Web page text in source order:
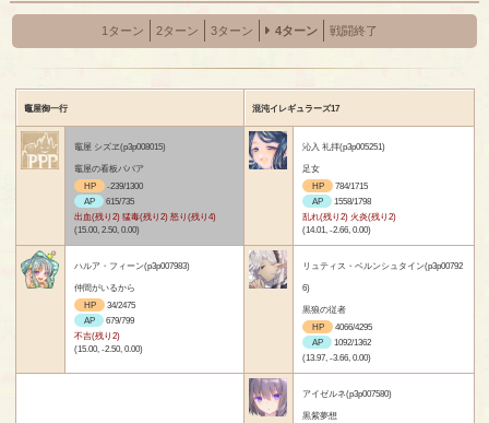
1ターン 2ターン 3ターン 4ターン 戦闘終了
竈屋御一行 混沌イレギュラーズ17
竈屋 シズヱ(p3p008015)
竈屋の看板ババア
HP
-239/1300
AP
615/735
出血(残り2) 猛毒(残り2) 怒り(残り4)
(15.00, 2.50, 0.00)
沁入 礼拝(p3p005251)
足女
HP
784/1715
AP
1558/1798
乱れ(残り2) 火炎(残り2)
(14.01, -2.66, 0.00)
ハルア・フィーン(p3p007983)
仲間がいるから
HP
34/2475
AP
679/799
不吉(残り2)
(15.00, -2.50, 0.00)
リュティス・ベルンシュタイン(p3p00792
6)
黒狼の従者
HP
4066/4295
AP
1092/1362
(13.97, -3.66, 0.00)
アイゼルネ(p3p007580)
黒紫夢想